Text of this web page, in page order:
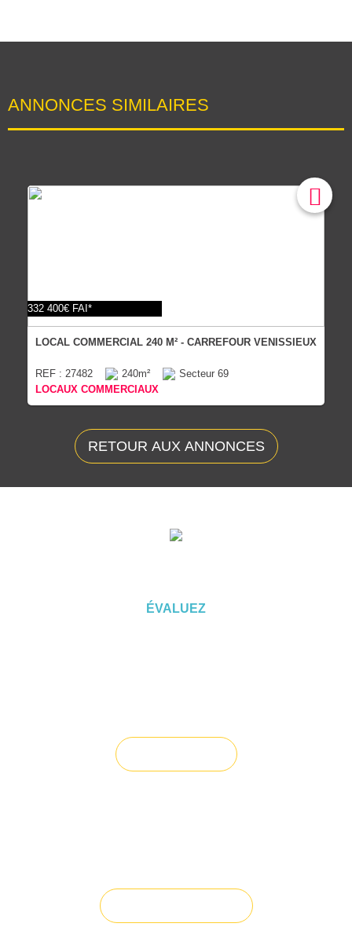
ANNONCES SIMILAIRES
332 400€ FAI*
LOCAL COMMERCIAL 240 M² - CARREFOUR VENISSIEUX
REF : 27482 240m²
Secteur 69
LOCAUX COMMERCIAUX
RETOUR AUX ANNONCES
ÉVALUEZ